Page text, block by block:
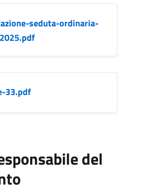
seduta-ordinaria-
33.pdf
del